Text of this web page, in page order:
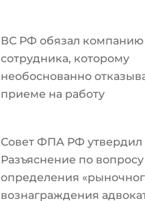
ВС РФ обязал компанию
сотрудника, которому
необоснованно
приеме на работу
Совет ФПА РФ утвердил
Разъяснение по вопросу
определения
вознаграждения